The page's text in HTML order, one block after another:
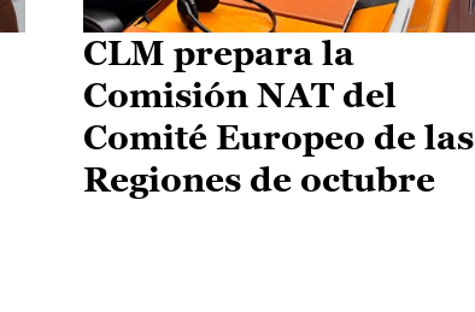
CLM prepara la
Comisión NAT del
Comité Europeo de las
Regiones de octubre